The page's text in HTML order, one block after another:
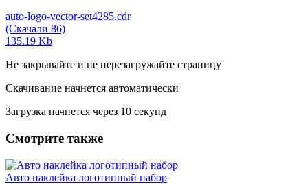
auto-logo-vector-set4285.cdr
(Скачали 86)
135.19 Kb
Не закрывайте и не перезагружайте страницу
Скачивание начнется автоматически
Загрузка начнется через 10 секунд
Смотрите также
Авто наклейка логотипный набор